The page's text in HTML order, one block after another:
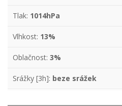
Tlak: 1014hPa
Vlhkost: 13%
Oblačnost: 3%
Srážky [3h]: beze srážek